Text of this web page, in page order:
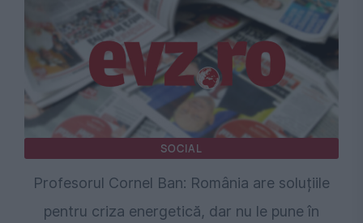
SOCIAL
Profesorul Cornel Ban: România are soluțiile
pentru criza energetică, dar nu le pune în